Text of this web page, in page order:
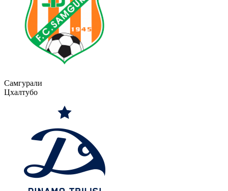
Самгурали
Цхалтубо